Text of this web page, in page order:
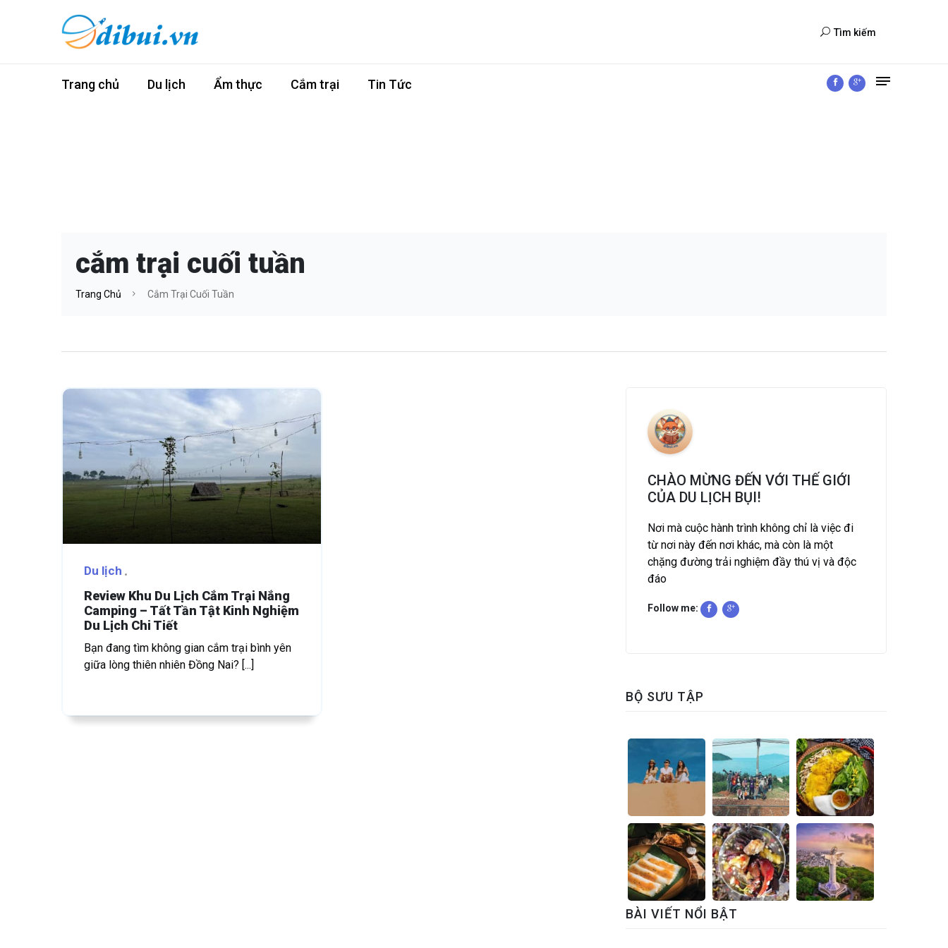
Tìm kiếm
Trang chủ Du lịch Ẩm thực Cắm trại Tin Tức
cắm trại cuối tuần
Trang Chủ Cắm Trại Cuối Tuần
Du lịch
Review Khu Du Lịch Cắm Trại Nắng
Camping – Tất Tần Tật Kinh Nghiệm
Du Lịch Chi Tiết
Bạn đang tìm không gian cắm trại bình yên
giữa lòng thiên nhiên Đồng Nai? [...]
CHÀO MỪNG ĐẾN VỚI THẾ GIỚI
CỦA DU LỊCH BỤI!
Nơi mà cuộc hành trình không chỉ là việc đi
từ nơi này đến nơi khác, mà còn là một
chặng đường trải nghiệm đầy thú vị và độc
đáo
Follow me:
BỘ SƯU TẬP
BÀI VIẾT NỔI BẬT